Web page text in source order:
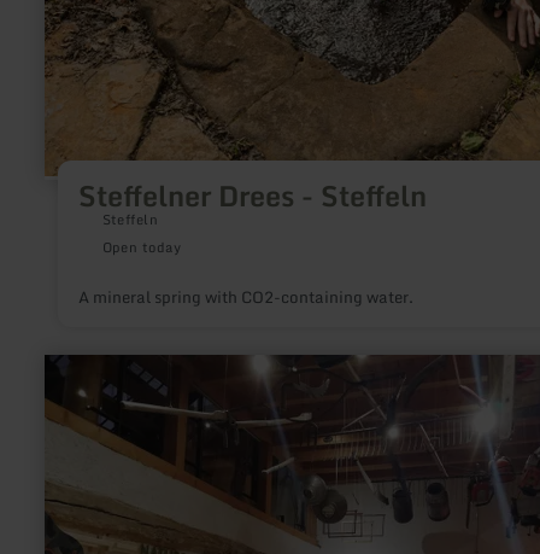
Steffelner Drees - Steffeln
Steffeln
Open today
A mineral spring with CO2-containing water.
about:
Nature
House
Wiewesch"